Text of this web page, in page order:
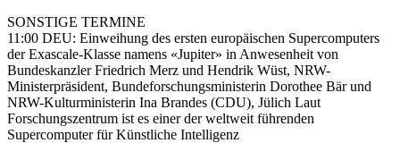
SONSTIGE TERMINE
11:00 DEU: Einweihung des ersten europäischen Supercomputers
der Exascale-Klasse namens «Jupiter» in Anwesenheit von
Bundeskanzler Friedrich Merz und Hendrik Wüst, NRW-
Ministerpräsident, Bundeforschungsministerin Dorothee Bär und
NRW-Kulturministerin Ina Brandes (CDU), Jülich Laut
Forschungszentrum ist es einer der weltweit führenden
Supercomputer für Künstliche Intelligenz